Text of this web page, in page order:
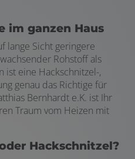
im ganzen Haus
lange Sicht geringere
Rohstoff als
ist eine Hackschnitzel-,
genau das Richtige für
Bernhardt e.K. ist Ihr
Traum vom Heizen mit
Hackschnitzel?